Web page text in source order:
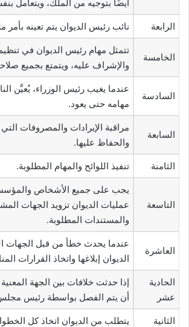
أيضًا بتوجيه من الملك، ويتعامل
الرابعة نائب رئيس الديوان يتم تعينه بأمر
الخامسة
تتمثل مهام رئيس الديوان في تنظيم
والإشراف عليه، ويتمتع بجميع
السادسة
عندما يغيب رئيس الوزراء، يُعيَّن
مهامه حتى يعود.
السابعة
مراقبة الإيرادات والمصروفات
والحفاظ عليها.
الثامنة تنفيذ اللوائح والمهام المطلوبة.
التاسعة
يجب على جميع الأشخاص
عمليات الديوان تزويد الجهات
والمستندات المطلوبة.
العاشرة
عندما يحدث خطأ من قبل الجهات
الديوان إبلاغها واتخاذ القرارات
الحادية
عشر
إذا حدثت خلافات بين الجهة
أن يتم الفصل بواسطة رئيس مجلس
الثانية
يتطلب من الديوان اتخاذ كل